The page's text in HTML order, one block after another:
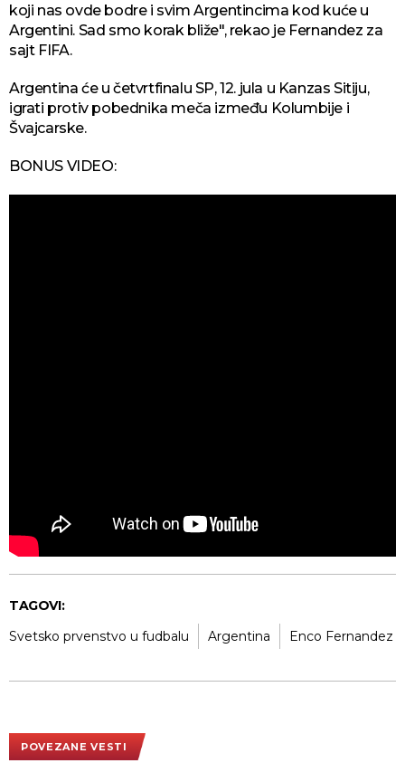
koji nas ovde bodre i svim Argentincima kod kuće u
Argentini. Sad smo korak bliže", rekao je Fernandez za
sajt FIFA.
Argentina će u četvrtfinalu SP, 12. jula u Kanzas Sitiju,
igrati protiv pobednika meča između Kolumbije i
Švajcarske.
BONUS VIDEO:
TAGOVI:
Svetsko prvenstvo u fudbalu
Argentina Enco Fernandez
POVEZANE VESTI